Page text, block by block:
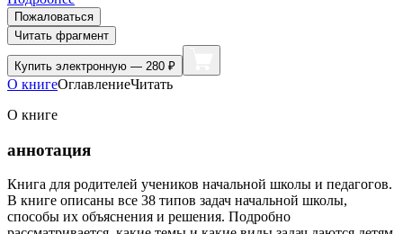
Пожаловаться
Читать фрагмент
Купить электронную — 280 ₽
О книгеОглавлениеЧитать
О книге
аннотация
Книга для родителей учеников начальной школы и педагогов.
В книге описаны все 38 типов задач начальной школы,
способы их объяснения и решения. Подробно